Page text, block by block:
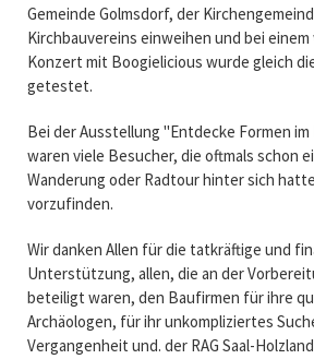
Anfang Juli konnten wir dieses
Gemeinde Golmsdorf, der
Kirchbauvereins einweihen und bei
Konzert mit Boogielicious wurde gleich
Bei der Ausstellung "Entdecke Formen im
waren viele Besucher, die oftmals schon
Wanderung oder Radtour hinter sich
Wir danken Allen für die tatkräftige und
Unterstützung, allen, die an der
beteiligt waren, den Baufirmen für ihre
Archäologen, für ihr unkompliziertes